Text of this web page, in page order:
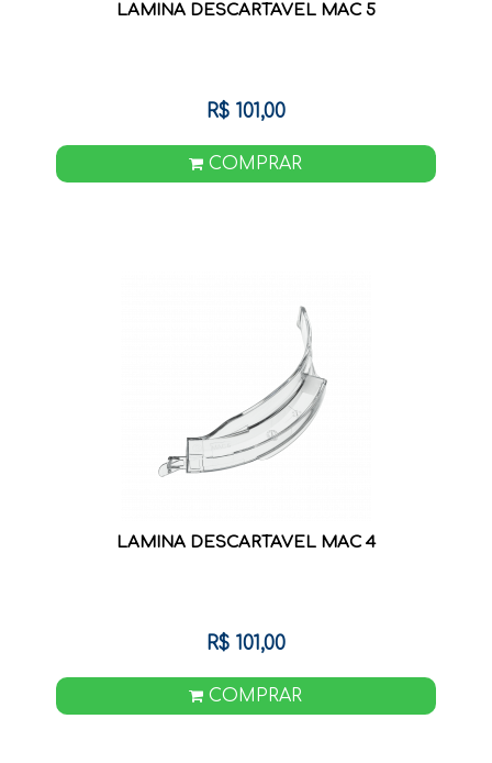
LAMINA DESCARTAVEL MAC 5
R$ 101,00
COMPRAR
LAMINA DESCARTAVEL MAC 4
R$ 101,00
COMPRAR